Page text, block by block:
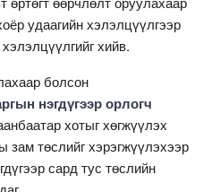
удаагийн хэлэлцүүлгээр
хийв.
болсон
нэгдүгээр орлогч
хотыг хөгжүүлэх
зам төслийг хэрэгжүүлэхээр
сард тус төслийн